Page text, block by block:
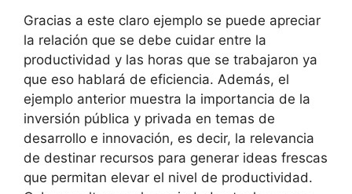
Gracias a este claro ejemplo se puede apreciar
la relación que se debe cuidar entre la
productividad y las horas que se trabajaron ya
que eso hablará de eficiencia. Además, el
ejemplo anterior muestra la importancia de la
inversión pública y privada en temas de
desarrollo e innovación, es decir, la relevancia
de destinar recursos para generar ideas frescas
que permitan elevar el nivel de productividad.